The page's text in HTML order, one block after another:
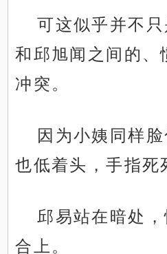
可这似乎并不
和邱旭闻之间的、
冲突。
因为小姨同样
也低着头，手指死
邱易站在暗处
合上。